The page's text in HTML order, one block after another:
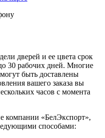
дверей и ее цвета срок
30 рабочих дней. Многие
быть доставлены
вашего заказа вы
часов с момента
компании «БелЭкспорт»,
способами: